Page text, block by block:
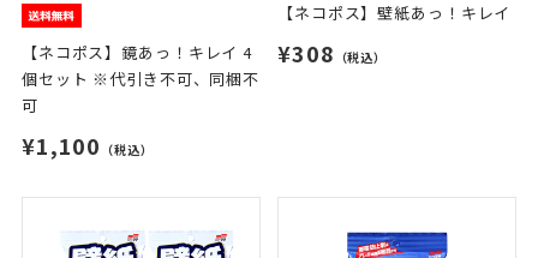
【ネコポス】鏡あっ！キレイ 4
個セット ※代引き不可、同梱不
可
¥1,100 （税込）
【ネコポス】壁紙あっ！キレイ
¥308 （税込）